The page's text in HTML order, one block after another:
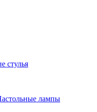
стулья
лампы